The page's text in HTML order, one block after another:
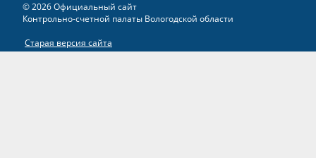
© 2026 Официальный сайт
Контрольно-счетной палаты Вологодской области
Старая версия сайта